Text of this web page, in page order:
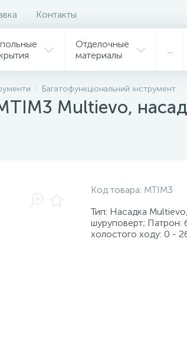
Контакты
Отделочные
материалы
Багатофункціональний інструмент
Multievo,
Код товара: MTIM3
Тип: Насадка
шуруповерт; Патрон:
холостого ходу: 0 -